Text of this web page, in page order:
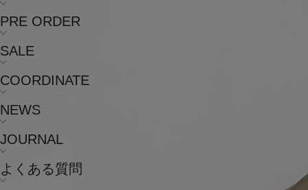
PRE ORDER
SALE
COORDINATE
NEWS
JOURNAL
よくある質問